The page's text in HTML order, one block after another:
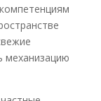
механизацию